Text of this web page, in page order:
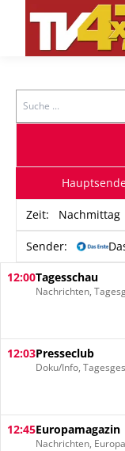
Search
Zeit: Nachmittag
Sender:
12:00Tagesschau
Nachrichten,
12:03Presseclub
Doku/Info,
12:45Europamagazin
Nachrichten, Europa